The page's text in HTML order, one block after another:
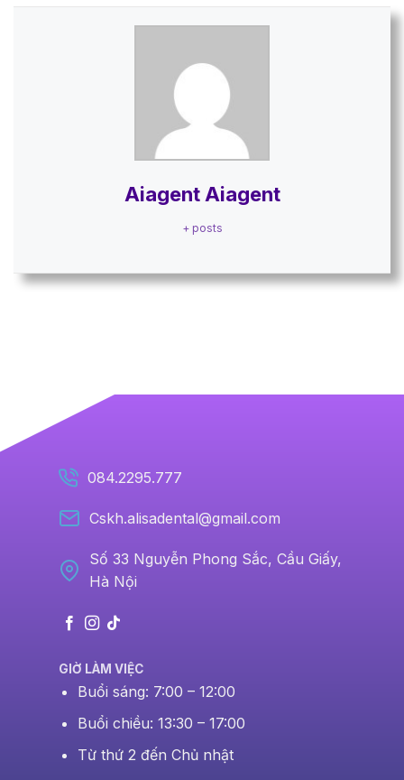
Aiagent Aiagent
+ posts
084.2295.777
Cskh.alisadental@gmail.com
Số 33 Nguyễn Phong Sắc, Cầu Giấy,
Hà Nội
GIỜ LÀM VIỆC
Buổi sáng: 7:00 – 12:00
Buổi chiều: 13:30 – 17:00
Từ thứ 2 đến Chủ nhật